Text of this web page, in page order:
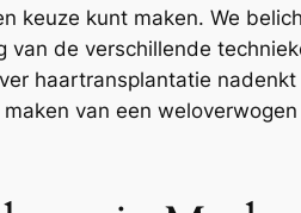
keuze kunt maken. We
de verschillende
haartransplantatie
van een